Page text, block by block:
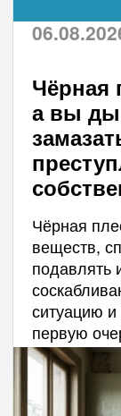
Чёрная
а вы
Чёрная
веществ,
подавлять
ситуацию
первую